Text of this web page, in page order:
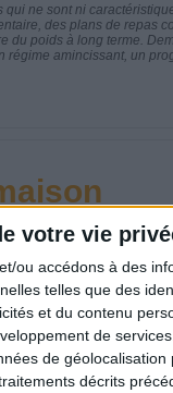
votre vie
ou accédons à des
telles que des
et du contenu
de services.
de géolocalisation
décrits
ne sont ni
des plans de repas
du poids à long terme.
régime amincissant, un
à la maison pour
zones spécifiques